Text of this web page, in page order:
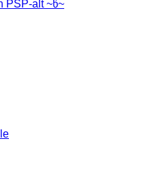
PSP-alt ~წ~